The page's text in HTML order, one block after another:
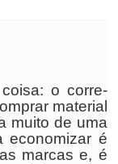
o corre-
material
muito de uma
economizar é
marcas e, é